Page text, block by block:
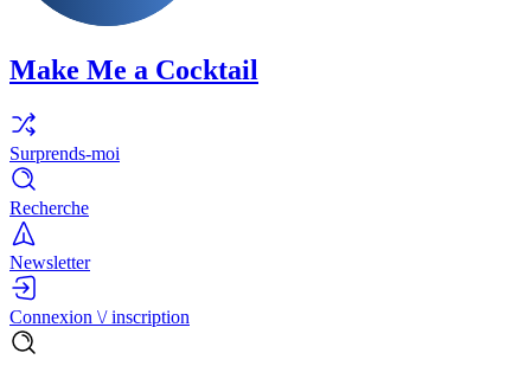
Make Me a Cocktail
Surprends-moi
Recherche
Newsletter
Connexion \/ inscription